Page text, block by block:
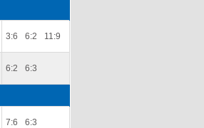
3:6 6:2 11:9
6:2 6:3
7:6 6:3